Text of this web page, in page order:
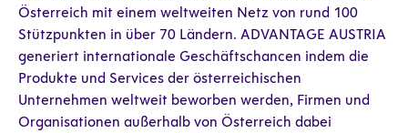
Österreich mit einem weltweiten Netz von rund 100
Stützpunkten in über 70 Ländern. ADVANTAGE AUSTRIA
generiert internationale Geschäftschancen indem die
Produkte und Services der österreichischen
Unternehmen weltweit beworben werden, Firmen und
Organisationen außerhalb von Österreich dabei